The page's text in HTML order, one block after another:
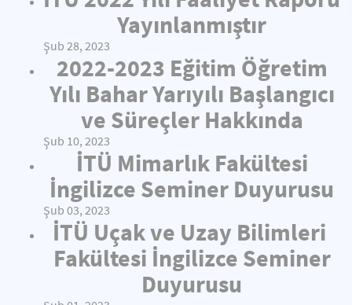
Yayınlanmıştır
Şub 28, 2023
2022-2023 Eğitim Öğretim
Yılı Bahar Yarıyılı Başlangıcı
ve Süreçler Hakkında
Şub 10, 2023
İTÜ Mimarlık Fakültesi
İngilizce Seminer Duyurusu
Şub 03, 2023
İTÜ Uçak ve Uzay Bilimleri
Fakültesi İngilizce Seminer
Duyurusu